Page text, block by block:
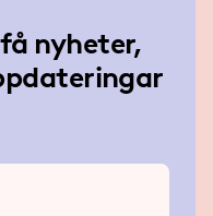
nyheter,